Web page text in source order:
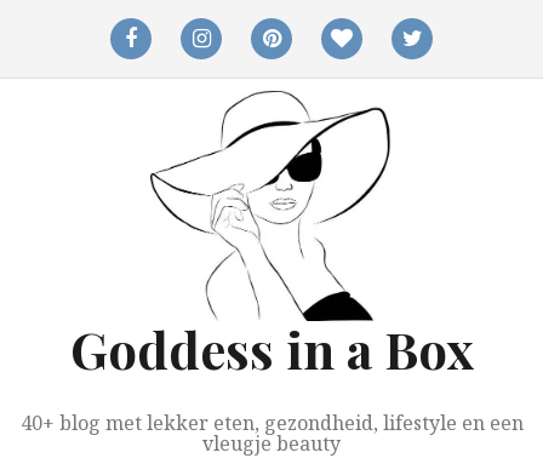
facebookinstagrampinterestbloglovintwitter
Goddess in a Box
40+ blog met lekker eten, gezondheid, lifestyle en een
vleugje beauty